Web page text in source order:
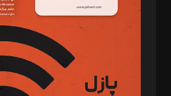
د‌بیر حقوق فناوری: حسام‌الدین ایپکچی
د‌بیر پیوست جهان: مینا پاکدل
د‌بیر تحریریه آنلاین: بابک نقاش
تحریریه‌: مجتبی محمود‌ی، آرش برهمند،
مصطفی مسجدی آرانی، ابوالفضل رجبی،